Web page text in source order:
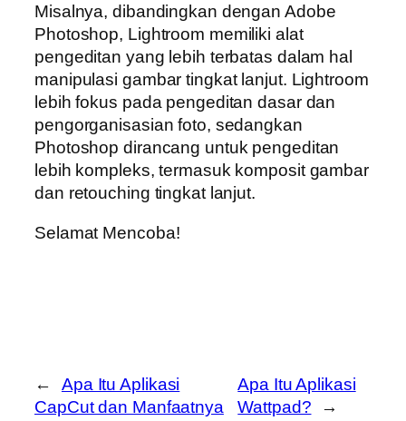
Misalnya, dibandingkan dengan Adobe
Photoshop, Lightroom memiliki alat
pengeditan yang lebih terbatas dalam hal
manipulasi gambar tingkat lanjut. Lightroom
lebih fokus pada pengeditan dasar dan
pengorganisasian foto, sedangkan
Photoshop dirancang untuk pengeditan
lebih kompleks, termasuk komposit gambar
dan retouching tingkat lanjut.
Selamat Mencoba!
←
Apa Itu Aplikasi
CapCut dan Manfaatnya
Apa Itu Aplikasi
Wattpad?
→